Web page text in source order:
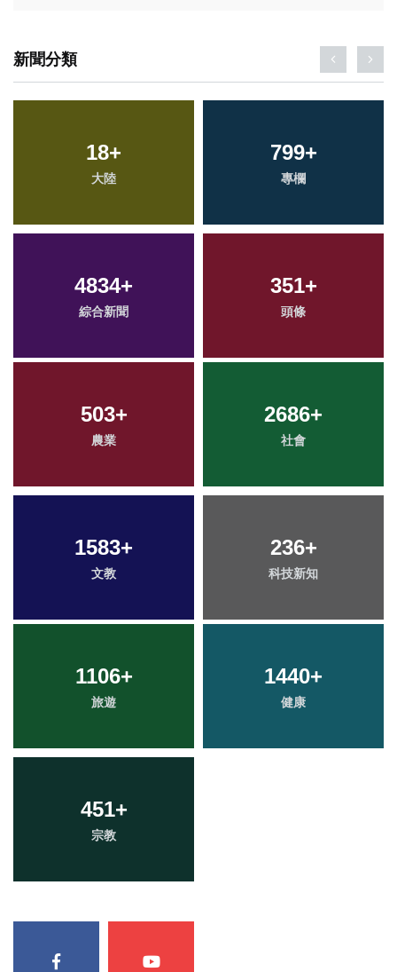
新聞分類
18+
大陸
799+
專欄
4834+
綜合新聞
351+
頭條
503+
農業
2686+
社會
1583+
文教
236+
科技新知
1106+
旅遊
1440+
健康
451+
宗教